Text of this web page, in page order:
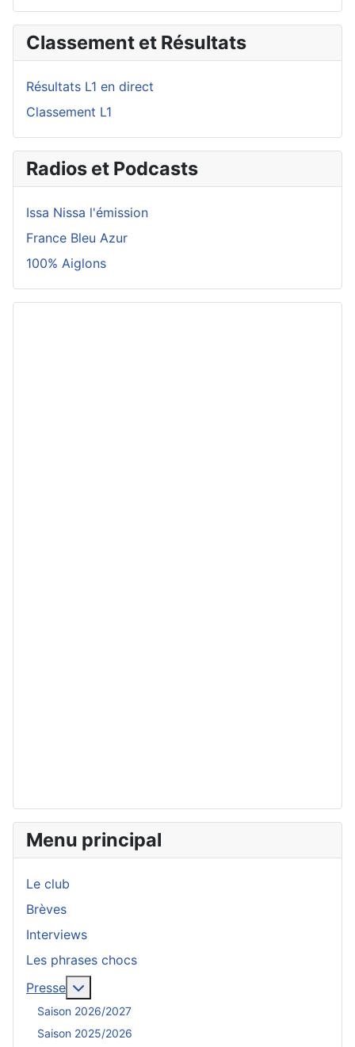
Classement et Résultats
Résultats L1 en direct
Classement L1
Radios et Podcasts
Issa Nissa l'émission
France Bleu Azur
100% Aiglons
Menu principal
Le club
Brèves
Interviews
Les phrases chocs
Presse
Saison 2026/2027
Saison 2025/2026